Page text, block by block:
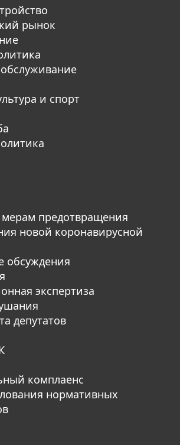
рынок
и спорт
предотвращения
новой коронавирусной
обсуждения
экспертиза
депутатов
комплаенс
нормативных